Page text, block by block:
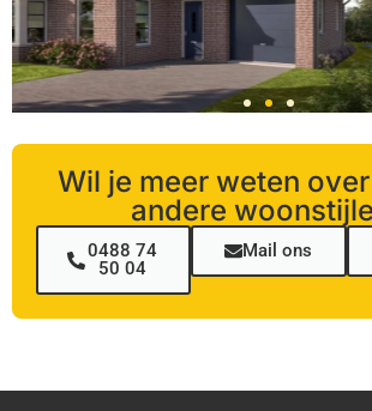
Wil je meer weten
andere
0488 74
50 04
Mail ons